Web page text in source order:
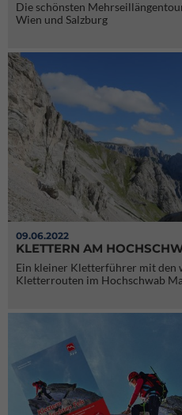
Die schönsten
Wien und Salzburg
09.06.2022
KLETTERN AM
Ein kleiner Kletterführer mit den
Kletterrouten im Hochschwab